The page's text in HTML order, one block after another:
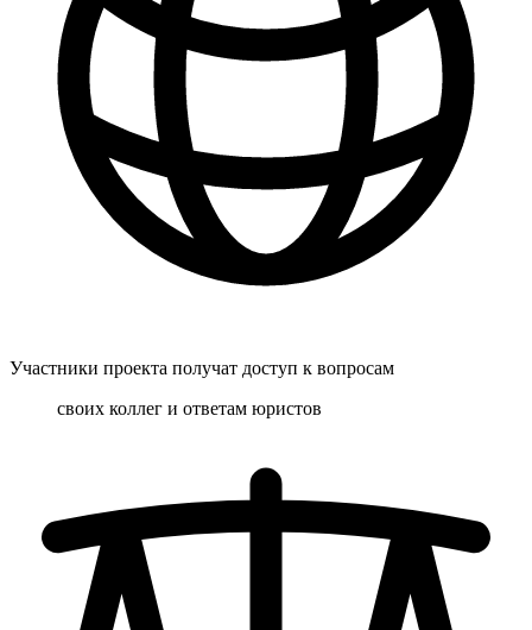
Участники проекта получат доступ к вопросам
своих коллег и ответам юристов